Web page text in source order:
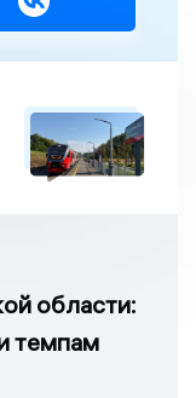
области:
темпам